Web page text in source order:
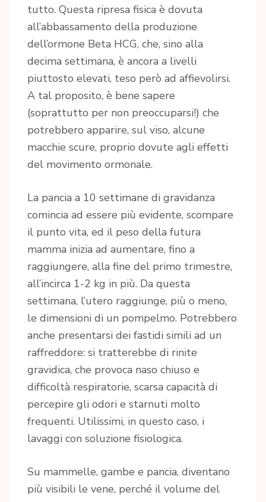
tutto. Questa ripresa fisica è dovuta
all’abbassamento della produzione
dell’ormone Beta HCG, che, sino alla
decima settimana, è ancora a livelli
piuttosto elevati, teso però ad affievolirsi.
A tal proposito, è bene sapere
(soprattutto per non preoccuparsi!) che
potrebbero apparire, sul viso, alcune
macchie scure, proprio dovute agli effetti
del movimento ormonale.
La pancia a 10 settimane di gravidanza
comincia ad essere più evidente, scompare
il punto vita, ed il peso della futura
mamma inizia ad aumentare, fino a
raggiungere, alla fine del primo trimestre,
all’incirca 1-2 kg in più. Da questa
settimana, l’utero raggiunge, più o meno,
le dimensioni di un pompelmo. Potrebbero
anche presentarsi dei fastidi simili ad un
raffreddore: si tratterebbe di rinite
gravidica, che provoca naso chiuso e
difficoltà respiratorie, scarsa capacità di
percepire gli odori e starnuti molto
frequenti. Utilissimi, in questo caso, i
lavaggi con soluzione fisiologica.
Su mammelle, gambe e pancia, diventano
più visibili le vene, perché il volume del